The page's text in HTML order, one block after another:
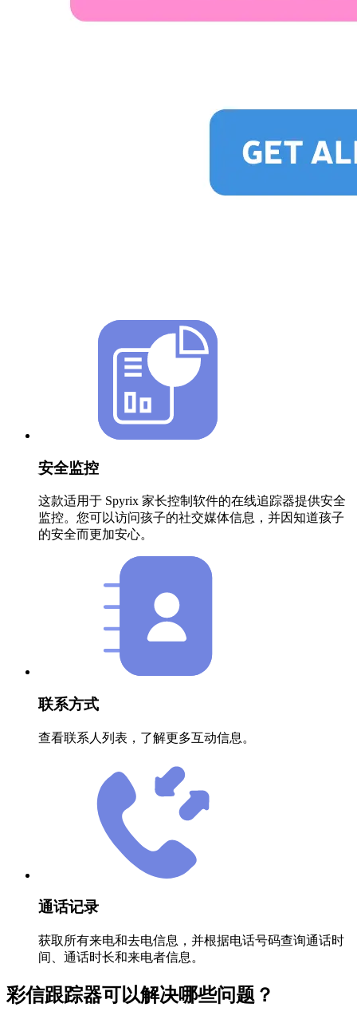
安全监控
这款适用于 Spyrix 家长控制软件的在线追踪器提供安全
监控。您可以访问孩子的社交媒体信息，并因知道孩子
的安全而更加安心。
联系方式
查看联系人列表，了解更多互动信息。
通话记录
获取所有来电和去电信息，并根据电话号码查询通话时
间、通话时长和来电者信息。
彩信跟踪器可以解决哪些问题？